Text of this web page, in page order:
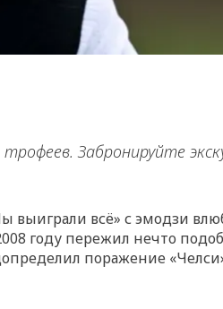
Забронируйте
выиграли всё» с эмодзи
году пережил нечто
поражение